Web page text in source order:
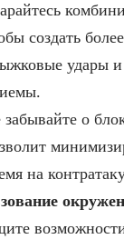
создать
удары
о
на